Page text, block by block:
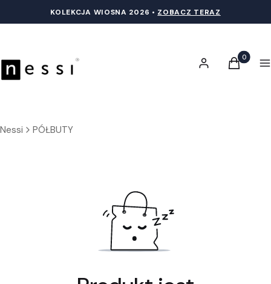
KOLEKCJA WIOSNA 2026 • ZOBACZ TERAZ
Zaloguj sięProdukty
Koszyk
Nessi PÓŁBUTY